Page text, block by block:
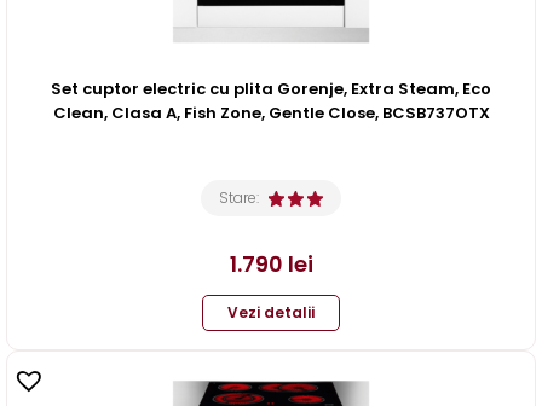
Set cuptor electric cu plita Gorenje, Extra Steam, Eco
Clean, Clasa A, Fish Zone, Gentle Close, BCSB737OTX
Stare:
1.790 lei
Vezi detalii